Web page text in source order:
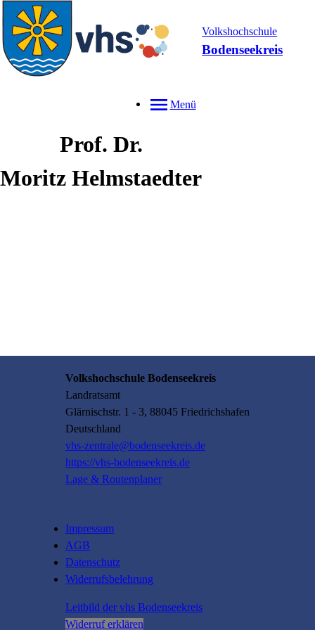
Volkshochschule
Bodenseekreis
Menü
Prof. Dr.
Moritz Helmstaedter
Volkshochschule Bodenseekreis
Landratsamt
Glärnischstr. 1 - 3, 88045 Friedrichshafen
Deutschland
vhs-zentrale@bodenseekreis.de
https://vhs-bodenseekreis.de
Lage & Routenplaner
Impressum
AGB
Datenschutz
Widerrufsbelehrung
Leitbild der vhs Bodenseekreis
Widerruf erklären